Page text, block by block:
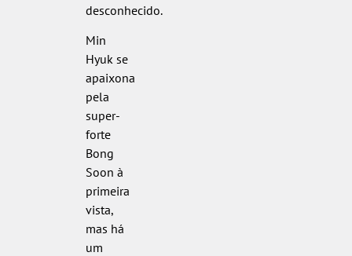
desconhecido.
Min
Hyuk se
apaixona
pela
super-
forte
Bong
Soon à
primeira
vista,
mas há
um